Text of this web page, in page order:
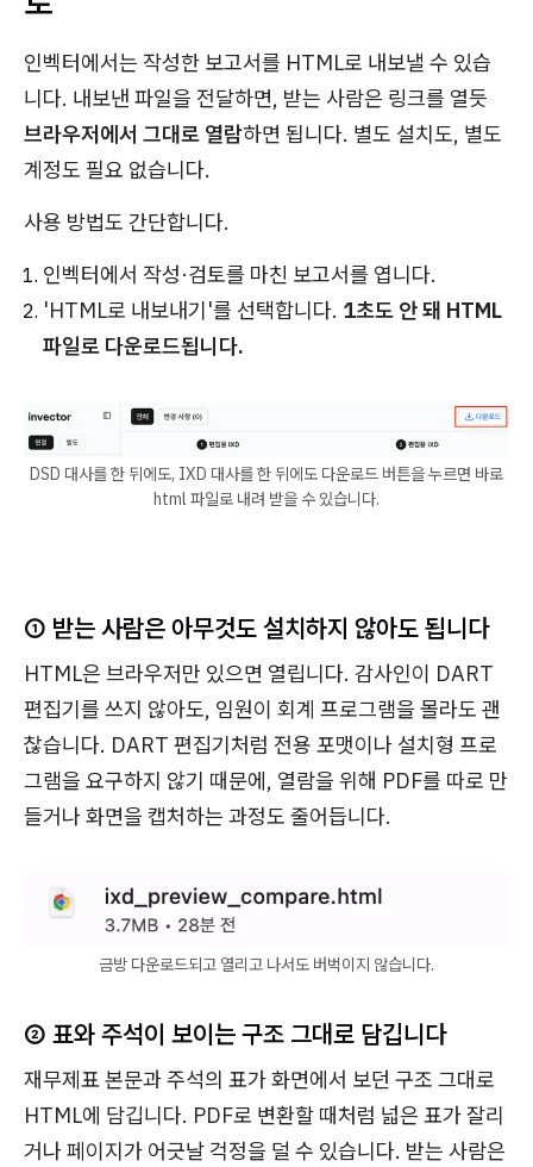
인벡터에서는 작성한 보고서를 HTML로 내보낼 수 있습
니다. 내보낸 파일을 전달하면, 받는 사람은 링크를 열듯
브라우저에서 그대로 열람하면 됩니다. 별도 설치도, 별도
계정도 필요 없습니다.
사용 방법도 간단합니다.
인벡터에서 작성·검토를 마친 보고서를 엽니다.
'HTML로 내보내기'를 선택합니다. 1초도 안 돼 HTML
파일로 다운로드됩니다.
DSD 대사를 한 뒤에도, IXD 대사를 한 뒤에도 다운로드 버튼을 누르면 바로
html 파일로 내려 받을 수 있습니다.
① 받는 사람은 아무것도 설치하지 않아도 됩니다
HTML은 브라우저만 있으면 열립니다. 감사인이 DART
편집기를 쓰지 않아도, 임원이 회계 프로그램을 몰라도 괜
찮습니다. DART 편집기처럼 전용 포맷이나 설치형 프로
그램을 요구하지 않기 때문에, 열람을 위해 PDF를 따로 만
들거나 화면을 캡처하는 과정도 줄어듭니다.
금방 다운로드되고 열리고 나서도 버벅이지 않습니다.
② 표와 주석이 보이는 구조 그대로 담깁니다
재무제표 본문과 주석의 표가 화면에서 보던 구조 그대로
HTML에 담깁니다. PDF로 변환할 때처럼 넓은 표가 잘리
거나 페이지가 어긋날 걱정을 덜 수 있습니다. 받는 사람은